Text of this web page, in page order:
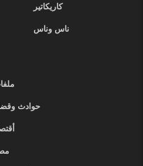
كاريكاتير
ناس وناس
ملفات
حوادث وقضايا
أقتصاد
مصر